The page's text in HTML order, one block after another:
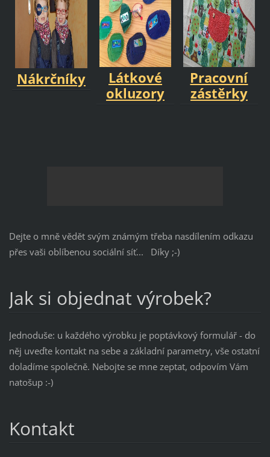
Nákrčníky
Látkové
okluzory
Pracovní
zástěrky
Dejte o mně vědět svým známým třeba nasdílením odkazu
přes vaši oblíbenou sociální síť... Díky ;-)
Jak si objednat výrobek?
Jednoduše: u každého výrobku je poptávkový formulář - do
něj uveďte kontakt na sebe a základní parametry, vše ostatní
doladíme společně. Nebojte se mne zeptat, odpovím Vám
natošup :-)
Kontakt